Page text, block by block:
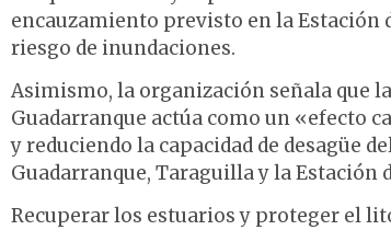
encauzamiento previsto en la Estación
riesgo de inundaciones.
Asimismo, la organización señala que
Guadarranque actúa como un «efecto
y reduciendo la capacidad de desagüe
Guadarranque, Taraguilla y la Estación
Recuperar los estuarios y proteger el